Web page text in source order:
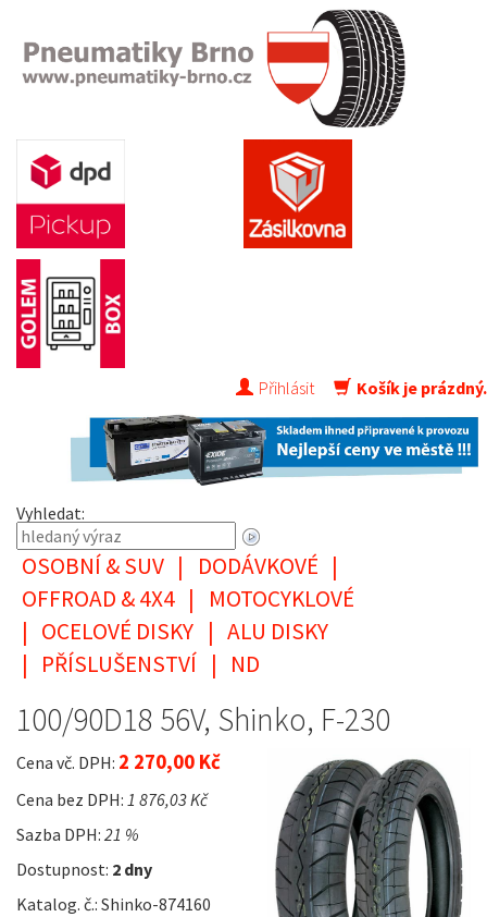
Přihlásit Košík je prázdný.
Vyhledat:
OSOBNÍ & SUV | DODÁVKOVÉ |
OFFROAD & 4X4 |
MOTOCYKLOVÉ
| OCELOVÉ DISKY | ALU DISKY
| PŘÍSLUŠENSTVÍ | ND
100/90D18 56V, Shinko, F-230
Cena vč. DPH: 2 270,00 Kč
Cena bez DPH: 1 876,03 Kč
Sazba DPH: 21 %
Dostupnost: 2 dny
Katalog. č.: Shinko-874160